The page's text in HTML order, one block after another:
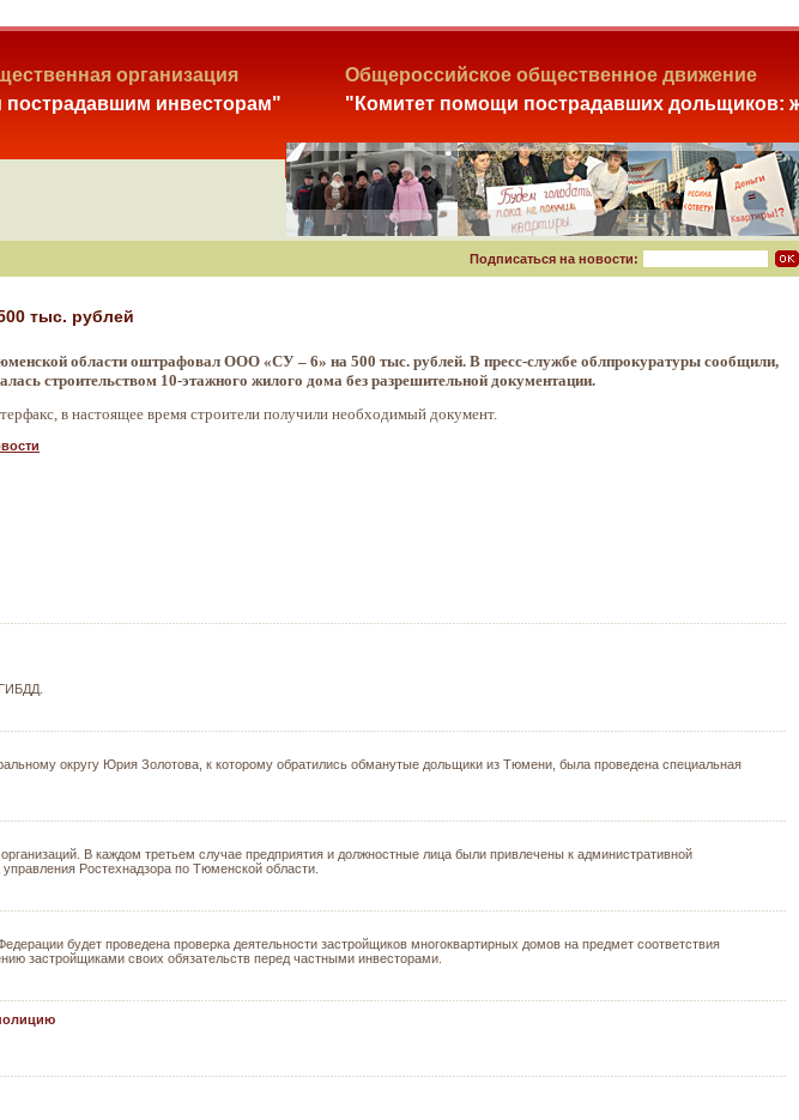
организация
инвесторам"
Общероссийское общественное движение
"Комитет помощи пострадавших дольщиков:
Подписаться на новости:
тыс. рублей
области оштрафовал ООО «СУ – 6» на 500 тыс. рублей. В пресс-службе облпрокуратуры сообщили,
строительством 10-этажного жилого дома без разрешительной документации.
в настоящее время строители получили необходимый документ.
округу Юрия Золотова, к которому обратились обманутые дольщики из Тюмени, была проведена специальная
В каждом третьем случае предприятия и должностные лица были привлечены к административной
Ростехнадзора по Тюменской области.
будет проведена проверка деятельности застройщиков многоквартирных домов на предмет соответствия
застройщиками своих обязательств перед частными инвесторами.